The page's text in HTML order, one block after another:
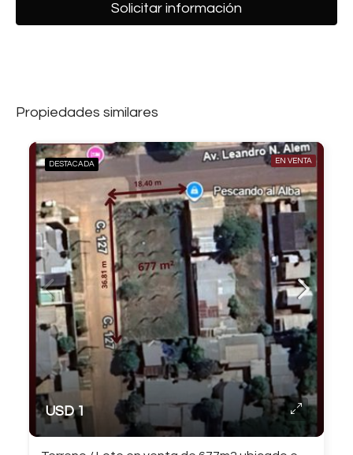
Solicitar información
Propiedades similares
DESTACADA EN VENTA
USD 1